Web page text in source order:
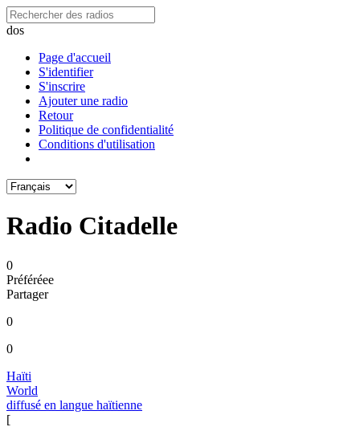
dos
Page d'accueil
S'identifier
S'inscrire
Ajouter une radio
Retour
Politique de confidentialité
Conditions d'utilisation
Radio Citadelle
0
Préféréeе
Partager
0
0
Haïti
World
diffusé en langue haïtienne
[